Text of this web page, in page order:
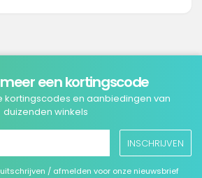
een kortingscode
kortingscodes en aanbiedingen van
duizenden winkels
INSCHRIJVEN
/ afmelden voor onze nieuwsbrief